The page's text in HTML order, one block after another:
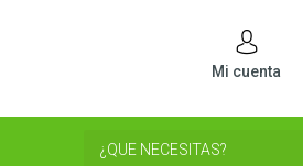
Mi cuenta